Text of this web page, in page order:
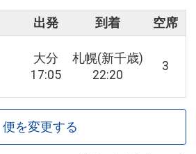
出発 到着 空席
大分
17:05
札幌(新千歳)
22:20
3
便を変更する